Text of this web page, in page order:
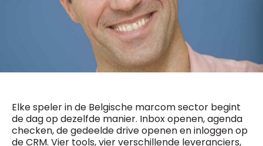
Elke speler in de Belgische marcom sector begint
de dag op dezelfde manier. Inbox openen, agenda
checken, de gedeelde drive openen en inloggen op
de CRM. Vier tools, vier verschillende leveranciers,
Fred Bouchar
0498 88 64 89
f.bouchar@mm.be
Griet Byl
Chief Editor
Damien Lemaire
BEVESTIGEN
Freemium
access
1 x week
MM Tech
10 x year
MM Best of
Research